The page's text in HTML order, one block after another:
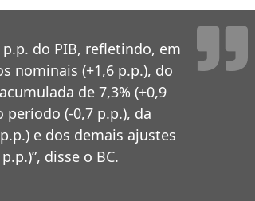
p.p. do PIB, refletindo, em
nominais (+1,6 p.p.), do
de 7,3% (+0,9
(-0,7 p.p.), da
e dos demais ajustes
disse o BC.